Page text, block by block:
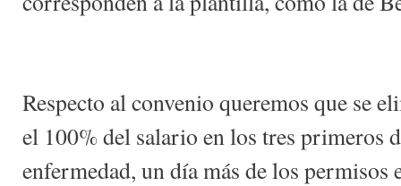
Respecto al convenio queremos que se
el 100% del salario en los tres primeros
enfermedad, un día más de los permisos